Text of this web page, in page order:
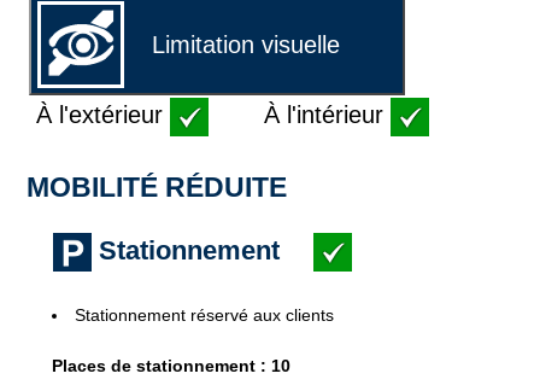
Limitation visuelle
À l'extérieur À l'intérieur
MOBILITÉ RÉDUITE
Stationnement
Stationnement réservé aux clients
Places de stationnement : 10